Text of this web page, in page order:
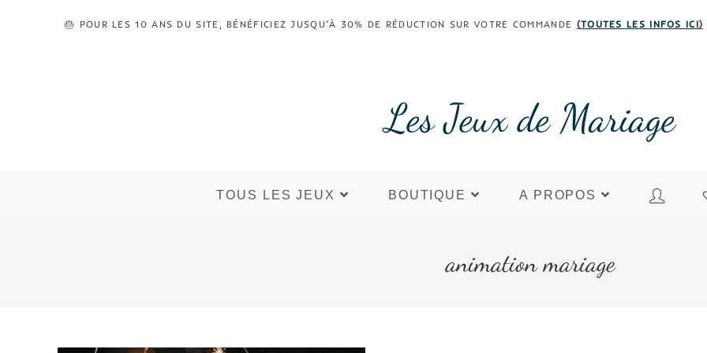
🎂 POUR LES 10 ANS DU SITE, BÉNÉFICIEZ JUSQU’À 30% DE RÉDUCTION SUR VOTRE COMMANDE (TOUTES LES INFOS ICI)
Les Jeux de Mariage
TOUS LES JEUX BOUTIQUE A PROPOS
animation mariage